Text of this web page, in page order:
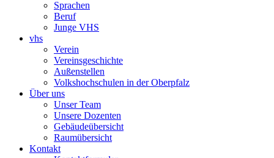
Sprachen
Beruf
Junge VHS
vhs
Verein
Vereinsgeschichte
Außenstellen
Volkshochschulen in der Oberpfalz
Über uns
Unser Team
Unsere Dozenten
Gebäudeübersicht
Raumübersicht
Kontakt